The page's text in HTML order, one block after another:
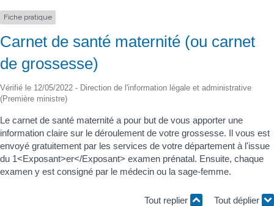
Fiche pratique
Carnet de santé maternité (ou carnet
de grossesse)
Vérifié le 12/05/2022 - Direction de l'information légale et administrative
(Première ministre)
Le carnet de santé maternité a pour but de vous apporter une
information claire sur le déroulement de votre grossesse. Il vous est
envoyé gratuitement par les services de votre département à l'issue
du 1<Exposant>er</Exposant> examen prénatal. Ensuite, chaque
examen y est consigné par le médecin ou la sage-femme.
Tout replier Tout déplier